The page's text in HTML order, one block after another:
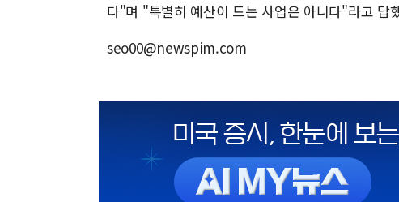
다"며 "특별히 예산이 드는 사업은 아니다"라고 답
seo00@newspim.com